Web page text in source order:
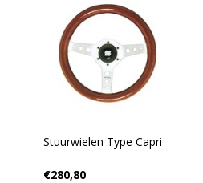
Stuurwielen Type Capri
€280,80